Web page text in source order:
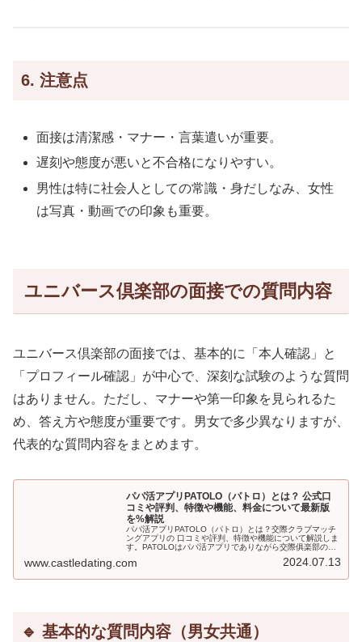
6. 注意点
面接は清潔感・マナー・言葉遣いが重要。
遅刻や態度が悪いと不合格になりやすい。
男性は特に社会人としての常識・身だしなみ、女性
は写真・動画での印象も重要。
ユニバース倶楽部の面接での質問内容
ユニバース倶楽部の面接では、基本的に「本人確認」と
「プロフィール確認」が中心で、深刻な試験のような質問
はありません。ただし、マナーや第一印象を見られるた
め、答え方や態度が重要です。男女で多少異なりますが、
代表的な質問内容をまとめます。
パパ活アプリPATOLO（パトロ）とは？ 公式口
コミや評判、特徴や機能、料金について最新版
を%解説
パパ活アプリPATOLO（パトロ）とは？交際クラブマッチ
ングアプリの 口コミや評判、特徴や機能について解説しま
す。PATOLOはパパ活アプリでありながら交際俱楽部のユ
の面で安心できるようなサービスとなっておりますので、
www.castledating.com 2024.07.13
🔹 基本的な質問内容（男女共通）